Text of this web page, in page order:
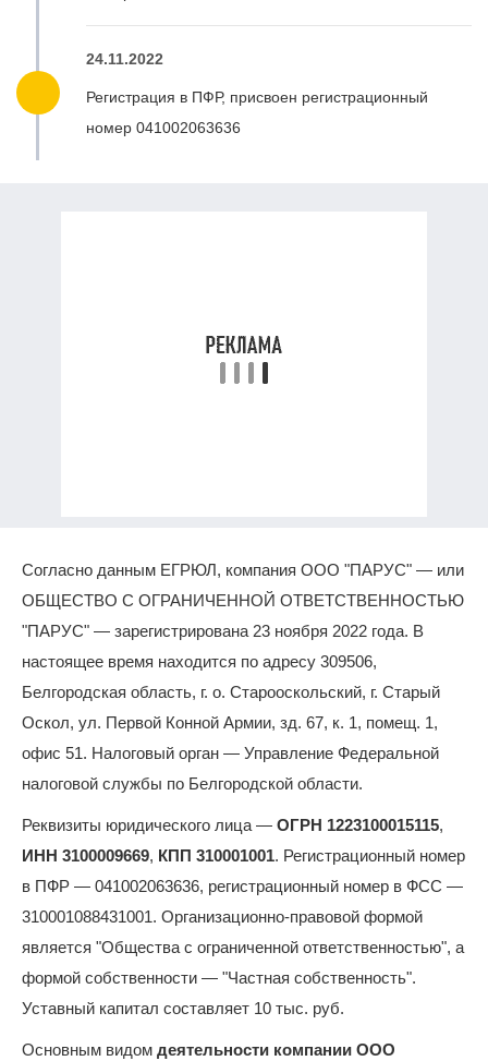
24.11.2022
Регистрация в ПФР, присвоен регистрационный
номер 041002063636
Согласно данным ЕГРЮЛ, компания ООО "ПАРУС" — или
ОБЩЕСТВО С ОГРАНИЧЕННОЙ ОТВЕТСТВЕННОСТЬЮ
"ПАРУС" — зарегистрирована 23 ноября 2022 года. В
настоящее время находится по адресу 309506,
Белгородская область, г. о. Старооскольский, г. Старый
Оскол, ул. Первой Конной Армии, зд. 67, к. 1, помещ. 1,
офис 51. Налоговый орган — Управление Федеральной
налоговой службы по Белгородской области.
Реквизиты юридического лица — ОГРН 1223100015115,
ИНН 3100009669, КПП 310001001. Регистрационный номер
в ПФР — 041002063636, регистрационный номер в ФСС —
310001088431001. Организационно-правовой формой
является "Общества с ограниченной ответственностью", а
формой собственности — "Частная собственность".
Уставный капитал составляет 10 тыс. руб.
Основным видом деятельности компании ООО